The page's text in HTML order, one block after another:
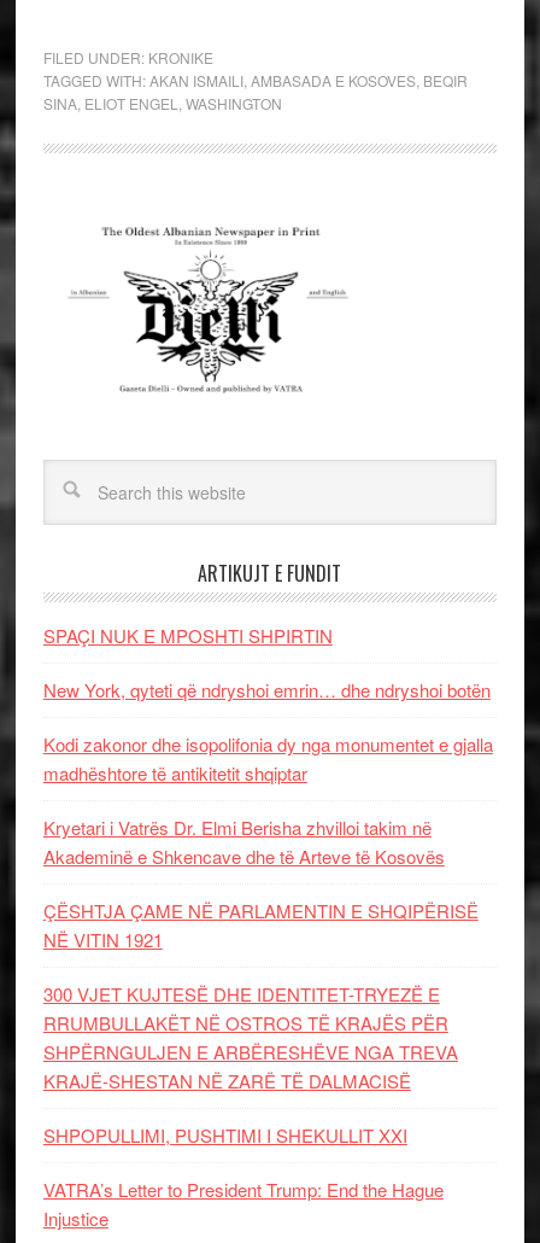
FILED UNDER: KRONIKE
TAGGED WITH:AKAN ISMAILI, AMBASADA E KOSOVES, BEQIR
SINA, ELIOT ENGEL WASHINGTON
ARTIKUJT E FUNDIT
SPAÇI NUK E MPOSHTI SHPIRTIN
New York, qyteti që ndryshoi emrin… dhe ndryshoi botën
Kodi zakonor dhe isopolifonia dy nga monumentet e gjalla
madhështore të antikitetit shqiptar
Kryetari i Vatrës Dr. Elmi Berisha zhvilloi takim në
Akademinë e Shkencave dhe të Arteve të Kosovës
ÇËSHTJA ÇAME NË PARLAMENTIN E SHQIPËRISË
NË VITIN 1921
300 VJET KUJTESË DHE IDENTITET-TRYEZË E
RRUMBULLAKËT NË OSTROS TË KRAJËS PËR
SHPËRNGULJEN E ARBËRESHËVE NGA TREVA
KRAJË-SHESTAN NË ZARË TË DALMACISË
SHPOPULLIMI, PUSHTIMI I SHEKULLIT XXI
VATRA’s Letter to President Trump: End the Hague
Injustice